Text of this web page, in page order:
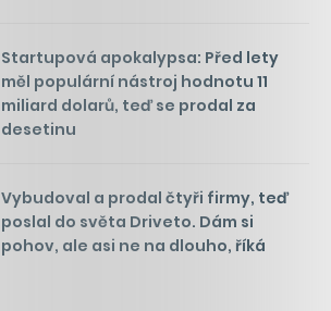
Startupová apokalypsa: Před lety
měl populární nástroj hodnotu 11
miliard dolarů, teď se prodal za
desetinu
Vybudoval a prodal čtyři firmy, teď
poslal do světa Driveto. Dám si
pohov, ale asi ne na dlouho, říká